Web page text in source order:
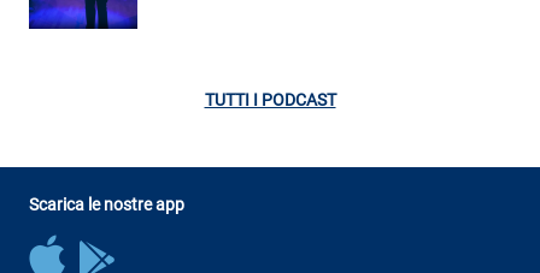
TUTTI I PODCAST
Scarica le nostre app